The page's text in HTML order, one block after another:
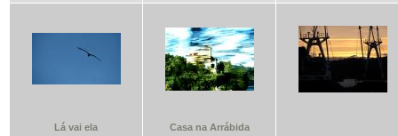
Lá vai ela Casa na Arrábida